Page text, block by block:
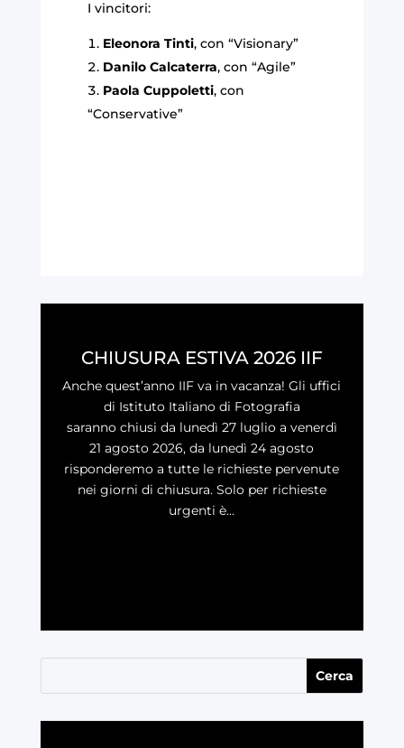
I vincitori:
Eleonora Tinti, con “Visionary”
Danilo Calcaterra, con “Agile”
Paola Cuppoletti, con
“Conservative”
CHIUSURA ESTIVA 2026 IIF
Anche quest’anno IIF va in vacanza! Gli uffici
di Istituto Italiano di Fotografia
saranno chiusi da lunedì 27 luglio a venerdì
21 agosto 2026, da lunedì 24 agosto
risponderemo a tutte le richieste pervenute
nei giorni di chiusura. Solo per richieste
urgenti è...